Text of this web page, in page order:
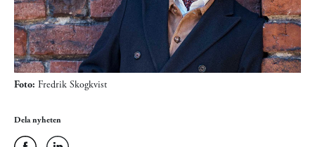
Foto: Fredrik Skogkvist
Dela nyheten